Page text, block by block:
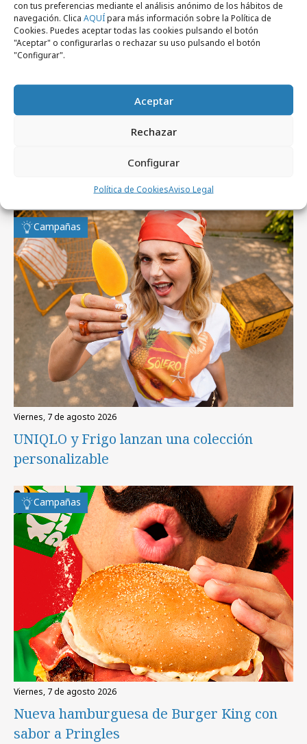
con tus preferencias mediante el análisis anónimo de los hábitos de
navegación. Clica AQUÍpara más información sobre la Política de
Cookies. Puedes aceptar todas las cookies pulsando el botón
"Aceptar" o configurarlas o rechazar su uso pulsando el botón
"Configurar".
Aceptar
Rechazar
Configurar
Política de CookiesAviso Legal
jueves, 24 de octubre 2024
Fripozo y BTOB Livebrands lanzan la
"Satis-Fryer"
Artículos recientes
Campañas
viernes, 7 de agosto 2026
UNIQLO y Frigo lanzan una colección
personalizable
Campañas
viernes, 7 de agosto 2026
Nueva hamburguesa de Burger King con
sabor a Pringles